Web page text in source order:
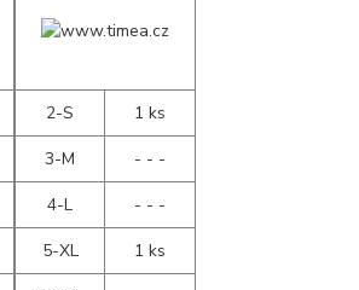
2-S
1 ks
3-M
- - -
4-L
- - -
5-XL
1 ks